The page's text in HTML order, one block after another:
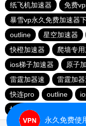
纸飞机加速器
免费
暴雪vp永久免费加速器
outline
星空加速器
快橙加速器
爬墙专
ios梯子加速器
原子
雷霆加器速
雷霆加器
快连pro
outline
快鸭加速器官网
永久免费使